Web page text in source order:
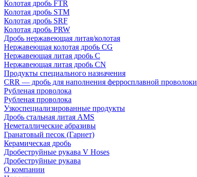
Колотая дробь FTR
Колотая дробь STM
Колотая дробь SRF
Колотая дробь PRW
Дробь нержавеющая литая/колотая
Нержавеющая колотая дробь CG
Нержавеющая литая дробь C
Нержавеющая литая дробь CN
Продукты специального назначения
CRR — дробь для наполнения ферросплавной проволоки
Рубленая проволока
Рубленая проволока
Узкоспециализированные продукты
Дробь стальная литая AMS
Неметаллические абразивы
Гранатовый песок (Гарнет)
Керамическая дробь
Дробеструйные рукава V Hoses
Дробеструйные рукава
О компании